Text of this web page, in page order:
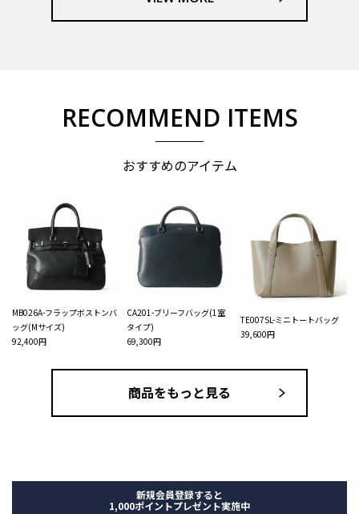
RECOMMEND ITEMS
おすすめのアイテム
MB026A-フラップボストンバ
ッグ(Mサイズ)
92,400円
CA201-ブリーフバッグ(1室
タイプ)
69,300円
TE007SL-ミニトートバッグ
39,600円
商品をもっと見る
新規会員登録すると
1,000ポイントプレゼント実施中